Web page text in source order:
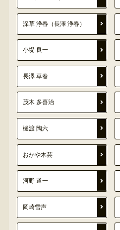
深草 浄春（長澤 浄春）
小堤 良一
長澤 草春
茂木 多喜治
樋渡 陶六
おかや木芸
河野 道一
岡崎雪声